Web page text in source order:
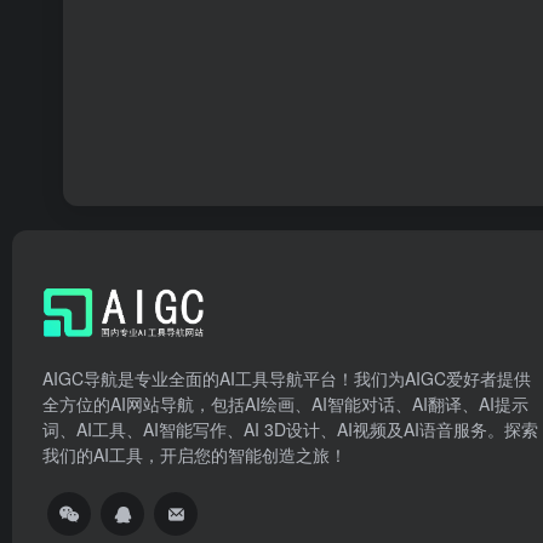
AIGC导航是专业全面的AI工具导航平台！我们为AIGC爱好者提供
全方位的AI网站导航，包括AI绘画、AI智能对话、AI翻译、AI提示
词、AI工具、AI智能写作、AI 3D设计、AI视频及AI语音服务。探索
我们的AI工具，开启您的智能创造之旅！